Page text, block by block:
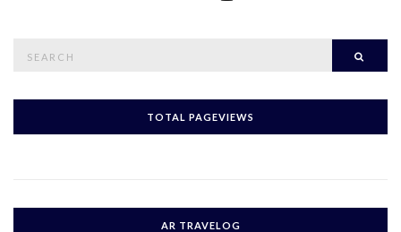
c
f
TOTAL PAGEVIEWS
AR TRAVELOG